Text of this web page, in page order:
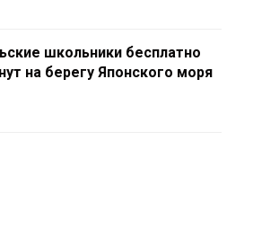
школьники бесплатно
на берегу Японского моря